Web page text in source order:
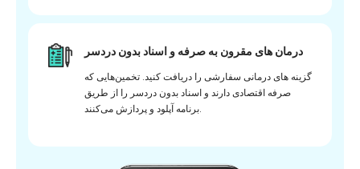
درمان های مقرون به صرفه و اسناد بدون دردسر
گزینه های درمانی سفارشی را دریافت کنید. تخمین‌هایی که
صرفه اقتصادی دارند و اسناد بدون دردسر را از طریق
برنامه آپلود و پردازش می‌کنند.